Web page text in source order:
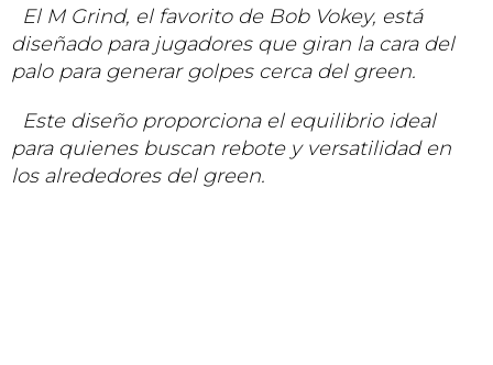
El M Grind, el favorito de Bob Vokey, está
diseñado para jugadores que giran la cara del
palo para generar golpes cerca del green.
Este diseño proporciona el equilibrio ideal
para quienes buscan rebote y versatilidad en
los alrededores del green.